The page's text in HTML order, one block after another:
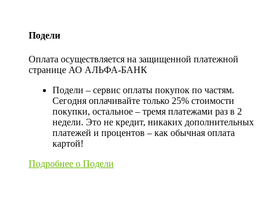
Подели
Оплата осуществляется на защищенной платежной
странице АО АЛЬФА-БАНК
Подели – сервис оплаты покупок по частям.
Сегодня оплачивайте только 25% стоимости
покупки, остальное – тремя платежами раз в 2
недели. Это не кредит, никаких дополнительных
платежей и процентов – как обычная оплата
картой!
Подробнее о Подели